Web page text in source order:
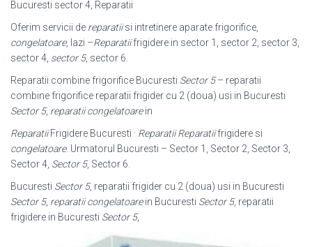
Bucuresti sector 4, Reparatii
Oferim servicii de reparatiisi intretinere aparate frigorifice,
congelatoare, lazi –Reparatiifrigidere in sector 1, sector 2, sector 3,
sector 4, sector 5, sector 6.
Reparatii combine frigorifice Bucuresti Sector 5– reparatii
combine frigorifice reparatii frigider cu 2 (doua) usi in Bucuresti
Sector 5, reparatii congelatoarein
ReparatiiFrigidere Bucuresti · Reparatii Reparatiifrigidere si
congelatoare. Urmatorul Bucuresti – Sector 1, Sector 2, Sector 3,
Sector 4, Sector 5, Sector 6.
Bucuresti Sector 5, reparatii frigider cu 2 (doua) usi in Bucuresti
Sector 5, reparatii congelatoarein Bucuresti Sector 5, reparatii
frigidere in Bucuresti Sector 5,